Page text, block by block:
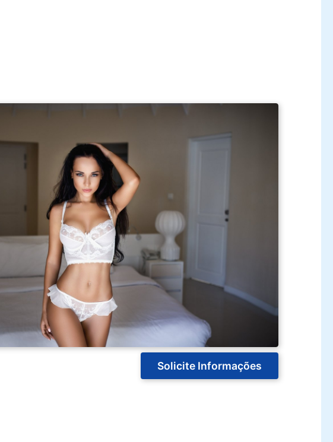
Solicite Informações